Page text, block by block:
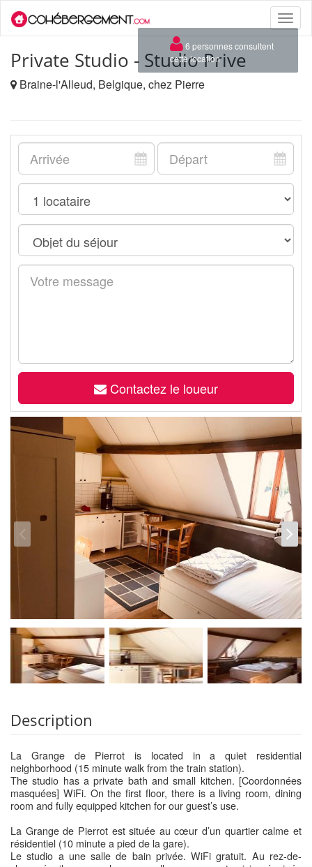
Toggle
Private Studio - Studio Prive
Braine-l'Alleud, Belgique, chez Pierre
Contactez le loueur
Description
La Grange de Pierrot is located in a quiet residential
neighborhood (15 minute walk from the train station).
The studio has a private bath and small kitchen. [Coordonnées
masquées] WiFi. On the first floor, there is a living room, dining
room and fully equipped kitchen for our guest’s use.
La Grange de Pierrot est située au cœur d’un quartier calme et
résidentiel (10 minute a pied de la gare).
Le studio a une salle de bain privée. WiFi gratuit. Au rez-de-
×
6 personnes consultent
cette location